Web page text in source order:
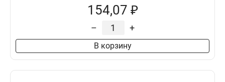
154,07 ₽
– +
В корзину